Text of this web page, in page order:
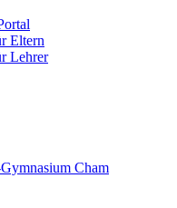
Eltern
Lehrer